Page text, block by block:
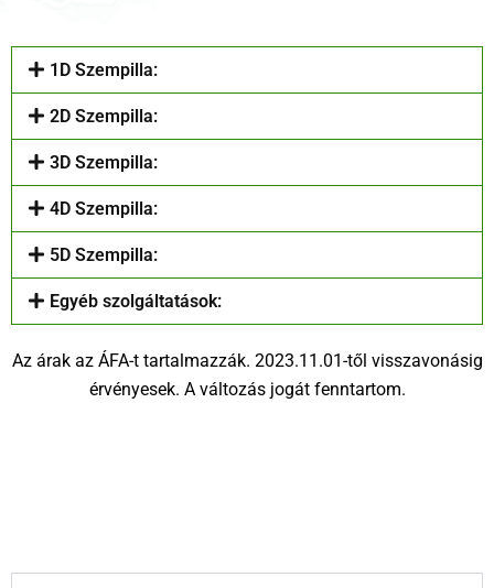
1D Szempilla:
2D Szempilla:
3D Szempilla:
4D Szempilla:
5D Szempilla:
Egyéb szolgáltatások:
Az árak az ÁFA-t tartalmazzák. 2023.11.01-től visszavonásig
érvényesek. A változás jogát fenntartom.